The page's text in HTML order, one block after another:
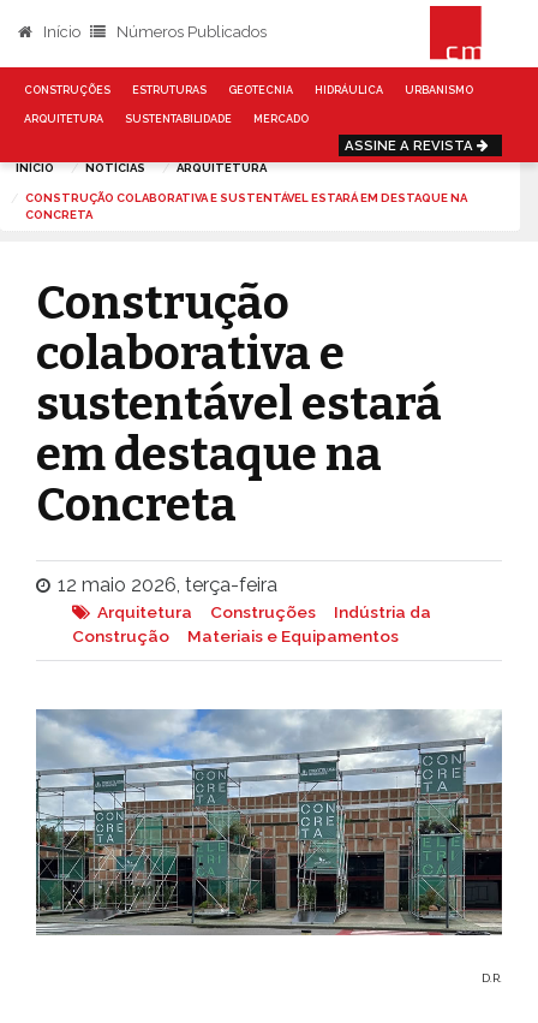
Início Números Publicados
CONSTRUÇÕES ESTRUTURAS GEOTECNIA HIDRÁULICA URBANISMO
ARQUITETURA SUSTENTABILIDADE MERCADO
ASSINE A REVISTA
INÍCIO NOTÍCIAS ARQUITETURA
CONSTRUÇÃO COLABORATIVA E SUSTENTÁVEL ESTARÁ EM DESTAQUE NA
CONCRETA
Construção
colaborativa e
sustentável estará
em destaque na
Concreta
12 maio 2026, terça-feira
Arquitetura Construções
Indústria da
Construção
Materiais e Equipamentos
D.R.